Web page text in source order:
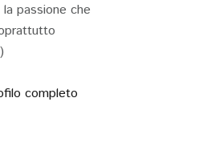
passione che
completo